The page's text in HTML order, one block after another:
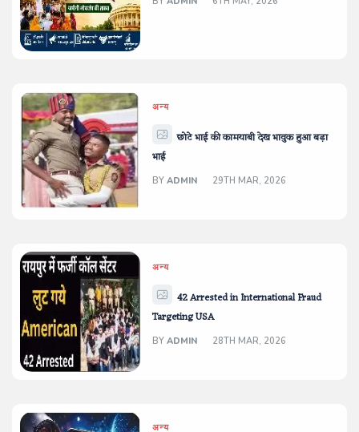
अन्य
छोटे भाई की कामयाबी देख भावुक हुआ बड़ा
भाई
BY ADMIN 29TH MAR, 2026
अन्य
42 Arrested in International Fraud
Targeting USA
BY ADMIN 28TH MAR, 2026
अन्य